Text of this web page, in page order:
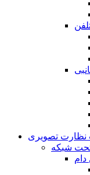
نظارت تصویری
دام